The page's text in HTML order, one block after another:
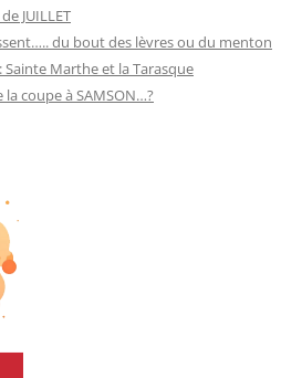
JUILLET
du bout des lèvres ou du menton
: Sainte Marthe et la Tarasque
la coupe à SAMSON…?